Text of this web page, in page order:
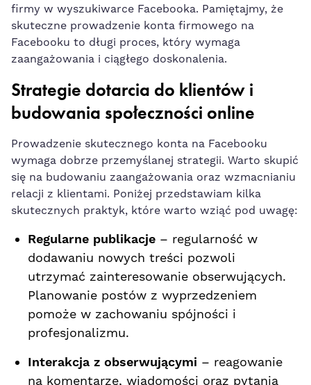
firmy w wyszukiwarce Facebooka. Pamiętajmy, że
skuteczne prowadzenie konta firmowego na
Facebooku to długi proces, który⁢ wymaga
zaangażowania i ciągłego ⁤doskonalenia.
Strategie ⁢dotarcia do klientów i
budowania społeczności online
Prowadzenie skutecznego konta na Facebooku
wymaga dobrze przemyślanej strategii. Warto skupić
się‍ na budowaniu zaangażowania oraz wzmacnianiu
relacji z klientami. Poniżej przedstawiam kilka
skutecznych praktyk, które warto wziąć pod uwagę:
Regularne publikacje – regularność w⁣
dodawaniu nowych treści pozwoli
utrzymać zainteresowanie obserwujących.
Planowanie postów z wyprzedzeniem
pomoże w⁣ zachowaniu spójności i
profesjonalizmu.
Interakcja​ z obserwującymi – reagowanie
na‌ komentarze, wiadomości oraz pytania